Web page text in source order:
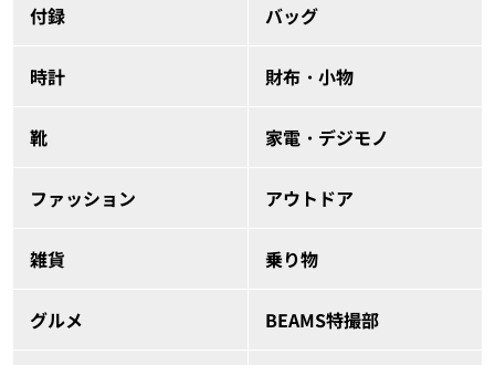
付録 バッグ
時計 財布・小物
靴 家電・デジモノ
ファッション アウトドア
雑貨 乗り物
グルメ BEAMS特撮部